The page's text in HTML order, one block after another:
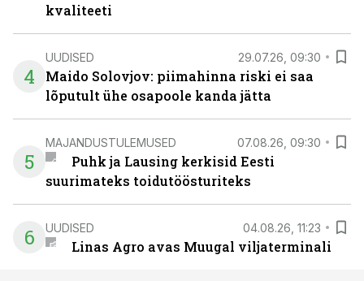
kvaliteeti
4
UUDISED 29.07.26, 09:30
Maido Solovjov: piimahinna riski ei saa
lõputult ühe osapoole kanda jätta
5
MAJANDUSTULEMUSED 07.08.26, 09:30
Puhk ja Lausing kerkisid Eesti
suurimateks toidutöösturiteks
6 UUDISED 04.08.26, 11:23
Linas Agro avas Muugal viljaterminali